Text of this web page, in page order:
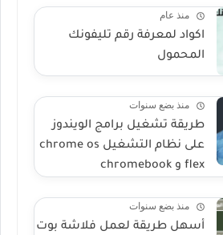
منذ عام
اكواد لمعرفة رقم تليفونك
المحمول
منذ بضع سنوات
طريقة تشغيل برامج الويندوز
على نظام التشغيل chrome os
flex و chromebook
منذ بضع سنوات
أسهل طريقة لعمل فلاشة بوت